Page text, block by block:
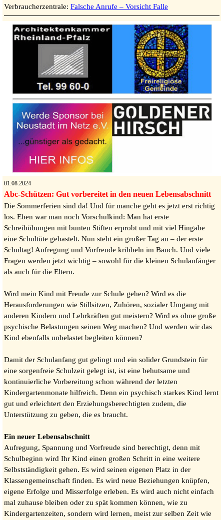
Verbraucherzentrale: Falsche Anrufe – Vorsicht Falle
01.08.2024
Abc-Schützen: Gut vorbereitet in den neuen Lebensabschnitt
Die Sommerferien sind da! Und für manche geht es jetzt erst richtig
los. Eben war man noch Vorschulkind: Man hat erste
Schreibübungen mit bunten Stiften erprobt und mit viel Hingabe
eine Schultüte gebastelt. Nun steht ein großer Tag an – der erste
Schultag! Aufregung und Vorfreude kribbeln im Bauch. Und viele
Fragen werden jetzt wichtig – sowohl für die kleinen Schulanfänger
als auch für die Eltern.
Wird mein Kind mit Freude zur Schule gehen? Wird es die
Herausforderungen wie Stillsitzen, Zuhören, sozialer Umgang mit
anderen Kindern und Lehrkräften gut meistern? Wird es ohne große
psychische Belastungen seinen Weg machen? Und werden wir das
Kind ebenfalls unbelastet begleiten können?
Damit der Schulanfang gut gelingt und ein solider Grundstein für
eine sorgenfreie Schulzeit gelegt ist, ist eine behutsame und
kontinuierliche Vorbereitung schon während der letzten
Kindergartenmonate hilfreich. Denn ein psychisch starkes Kind lernt
gut und erleichtert den Erziehungsberechtigten zudem, die
Unterstützung zu geben, die es braucht.
Ein neuer Lebensabschnitt
Aufregung, Spannung und Vorfreude sind berechtigt, denn mit
Schulbeginn wird Ihr Kind einen großen Schritt in eine weitere
Selbstständigkeit gehen. Es wird seinen eigenen Platz in der
Klassengemeinschaft finden. Es wird neue Beziehungen knüpfen,
eigene Erfolge und Misserfolge erleben. Es wird auch nicht einfach
mal zuhause bleiben oder zu spät kommen können, wie zu
Kindergartenzeiten, sondern wird lernen, meist zur selben Zeit wie